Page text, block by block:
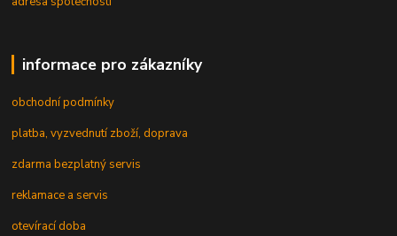
informace pro zákazníky
obchodní podmínky
platba, vyzvednutí zboží, doprava
zdarma bezplatný servis
reklamace a servis
otevírací doba